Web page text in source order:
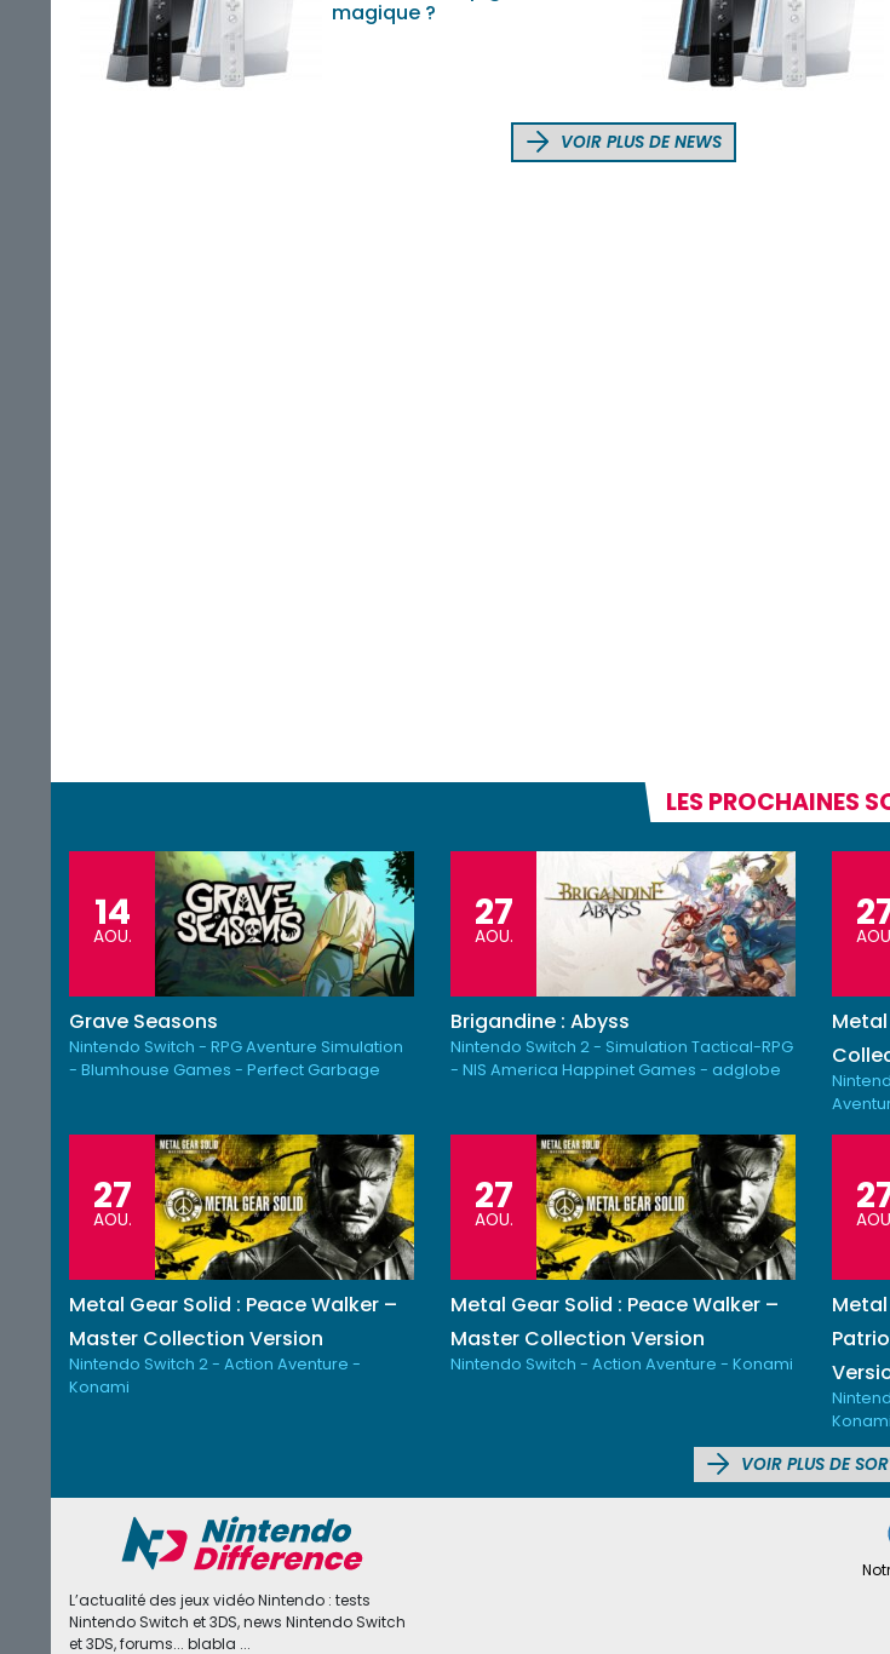
magique ?
VOIR PLUS DE NEWS
LES PROCHAINES
14
AOU.
Grave Seasons
Nintendo Switch - RPG Aventure Simulation
- Blumhouse Games - Perfect Garbage
27
AOU.
Brigandine : Abyss
Nintendo Switch 2 - Simulation Tactical-RPG
- NIS America Happinet Games - adglobe
27
AOU.
Metal Gear Solid : Peace Walker –
Master Collection Version
Nintendo Switch 2 - Action Aventure -
Konami
27
AOU.
Metal Gear Solid : Peace Walker –
Master Collection Version
Nintendo Switch - Action Aventure - Konami
Konami
VOIR PLUS DE
L’actualité des jeux vidéo Nintendo : tests
Nintendo Switch et 3DS, news Nintendo Switch
et 3DS, forums... blabla ...